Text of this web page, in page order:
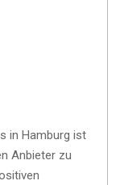
in Hamburg ist
Anbieter zu